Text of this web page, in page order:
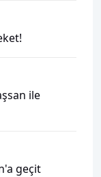
ile
geçit